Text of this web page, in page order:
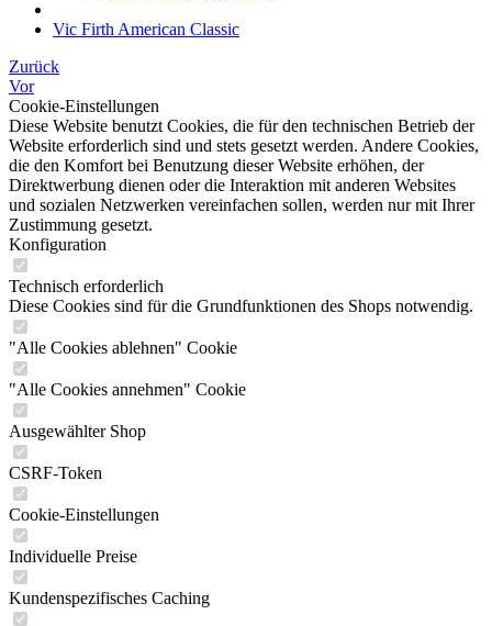
Vic Firth American Classic
Zurück
Vor
Cookie-Einstellungen
Diese Website benutzt Cookies, die für den technischen Betrieb der
Website erforderlich sind und stets gesetzt werden. Andere Cookies,
die den Komfort bei Benutzung dieser Website erhöhen, der
Direktwerbung dienen oder die Interaktion mit anderen Websites
und sozialen Netzwerken vereinfachen sollen, werden nur mit Ihrer
Zustimmung gesetzt.
Konfiguration
Technisch erforderlich
Diese Cookies sind für die Grundfunktionen des Shops notwendig.
"Alle Cookies ablehnen" Cookie
"Alle Cookies annehmen" Cookie
Ausgewählter Shop
CSRF-Token
Cookie-Einstellungen
Individuelle Preise
Kundenspezifisches Caching